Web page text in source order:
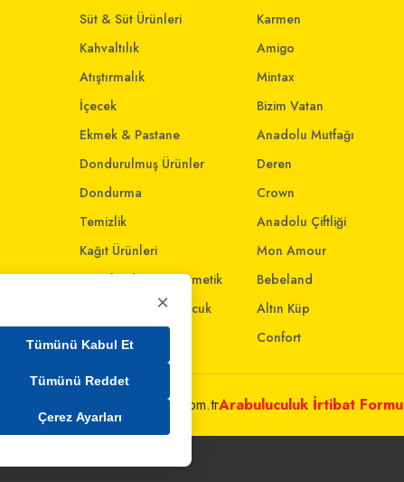
Süt & Süt Ürünleri
Kahvaltılık
Atıştırmalık
İçecek
Ekmek & Pastane
Dondurulmuş Ürünler
Dondurma
Temizlik
Kağıt Ürünleri
Kişisel Bakım & Kozmetik
Anne - Bebek & Çocuk
Oyuncak
Karmen
Amigo
Mintax
Bizim Vatan
Anadolu Mutfağı
Deren
Crown
Anadolu Çiftliği
Mon Amour
Bebeland
Altın Küp
Confort
Arabuluculuk İrtibat Formu
×
Tümünü Kabul Et
Tümünü Reddet
Çerez Ayarları